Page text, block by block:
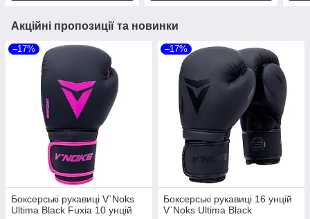
Акційні пропозиції та новинки
–17%
Боксерські рукавиці V`Noks
Ultima Black Fuxia 10 унцій
–17%
Боксерські рукавиці 16 унцій
V`Noks Ultima Black